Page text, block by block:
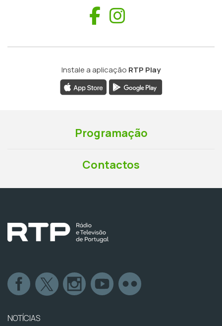
Facebook
Instale a aplicação RTP Play
Programação
Contactos
NOTÍCIAS